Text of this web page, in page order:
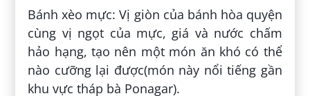
Bánh xèo mực: Vị giòn của bánh hòa quyện
cùng vị ngọt của mực, giá và nước chấm
hảo hạng, tạo nên một món ăn khó có thể
nào cưỡng lại được(món này nổi tiếng gần
khu vực tháp bà Ponagar).